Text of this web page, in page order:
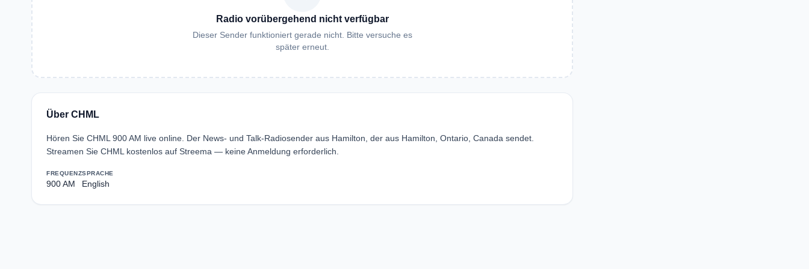
Radio vorübergehend nicht verfügbar
Dieser Sender funktioniert gerade nicht. Bitte versuche es
später erneut.
Über CHML
Hören Sie CHML 900 AM live online. Der News- und Talk-Radiosender aus Hamilton, der aus Hamilton, Ontario, Canada sendet.
Streamen Sie CHML kostenlos auf Streema — keine Anmeldung erforderlich.
FREQUENZ
900 AM
SPRACHE
English